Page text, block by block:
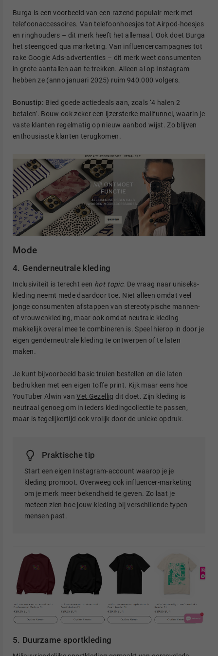
Burga is een voorbeeld van een razend populair merk met
telefoonaccessoires. Van telefoonhoesjes tot Airpod-hoesjes
en ringhouders – dit merk heeft het allemaal. Ook doet Burga
het steengoed qua marketing. Van influencercampagnes tot
rake Google Ads-advertenties – dit merk weet consumenten
in grote aantallen aan te trekken. Alleen al op Instagram
hebben ze (anno januari 2025) ruim 940.000 volgers.
Bonustip: Bied goede actiedeals aan, zoals ‘4 halen 2
betalen’. Bouw ook zeker een ijzersterke mailfunnel, waarin je
vaste klanten regelmatig op nieuw aanbod wijst. Zo blijven
enthousiaste klanten terugkomen.
Mode
4. Genderneutrale kleding
Inclusiviteit is terecht een hot topic. De vraag naar uniseks-
kleding neemt mede daardoor toe. Niet alleen omdat veel
jonge consumenten afstappen van stereotypische mannen-
of vrouwenkleding, maar ook omdat neutrale kleding
makkelijk overal mee te combineren is. Speel hierop in door je
eigen genderneutrale kleding te ontwerpen of te laten
maken.
Je kunt bijvoorbeeld basic truien bestellen en die laten
bedrukken met een eigen toffe print. Kijk maar eens hoe
YouTuber Alwin vanVet Gezellig dit doet. Zijn kleding is
neutraal genoeg om in ieders kledingcollectie te passen,
maar is tegelijkertijd ook vrolijk door de unieke opdruk.
Praktische tip
Start een eigen Instagram-account waarop je je
kleding promoot. Overweeg ook influencer-marketing
om je merk meer bekendheid te geven. Zo laat je
meteen zien hoe jouw kleding bij verschillende typen
mensen past.
5. Duurzame sportkleding